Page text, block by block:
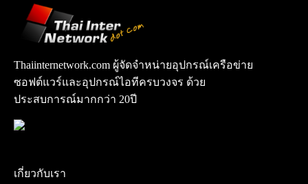
Thaiinternetwork.com ผู้จัดจำหน่ายอุปกรณ์เครือข่าย
ซอฟต์แวร์และอุปกรณ์ไอทีครบวงจร ด้วย
ประสบการณ์มากกว่า 20ปี
เกี่ยวกับเรา